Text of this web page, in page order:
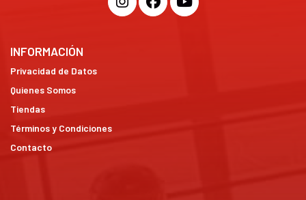
INFORMACIÓN
Privacidad de Datos
Quienes Somos
Tiendas
Términos y Condiciones
Contacto